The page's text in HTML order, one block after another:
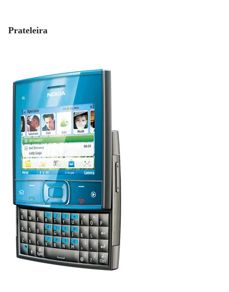
Prateleira